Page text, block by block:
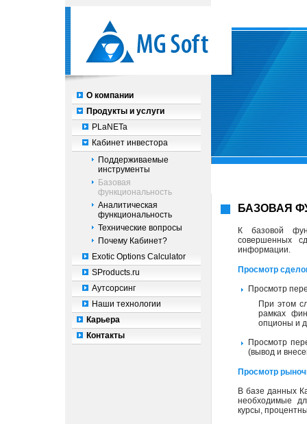
О компании
Продукты и услуги
PLaNETa
Кабинет инвестора
Поддерживаемые
инструменты
Базовая
функциональность
Аналитическая
функциональность
Технические вопросы
Почему Кабинет?
Exotic Options Calculator
SProducts.ru
Аутсорсинг
Наши технологии
Карьера
Контакты
БАЗОВАЯ
К базовой
совершенных
информации.
Просмотр
Просмотр
При этом
рамках
опционы и
Просмотр
(вывод и
Просмотр
В базе данных
необходимые
курсы,